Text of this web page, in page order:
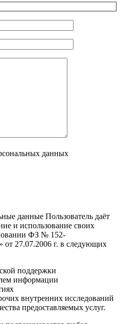
данных
данные Пользователь даёт
и использование своих
ФЗ № 152-
27.07.2006 г. в следующих
поддержки
информации
внутренних исследований
предоставляемых услуг.